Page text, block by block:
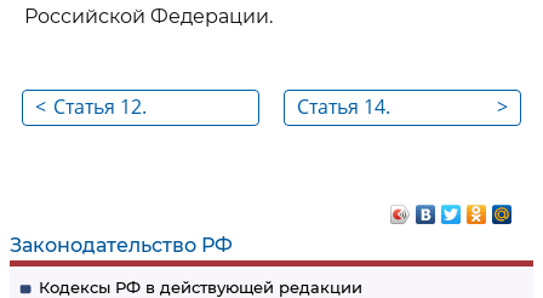
Законодательство РФ
Кодексы РФ в действующей редакции
Российской Федерации.
< Статья 12.
гражданской службы
>
Статья 14.
служащего